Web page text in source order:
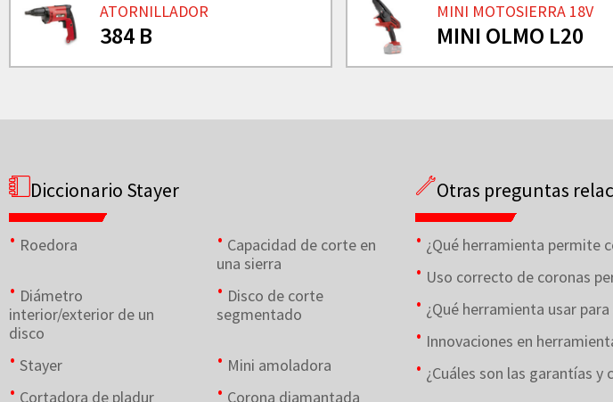
ATORNILLADOR
384 B
MINI MOTOSIERRA 18V
MINI OLMO L20
Diccionario Stayer
Roedora
Capacidad de corte en
una sierra
Diámetro
interior/exterior de un
disco
Disco de corte
segmentado
Stayer
Mini amoladora
Cortadora de pladur
Corona diamantada
Otras preguntas
¿Qué herramienta permite
Uso correcto de coronas
¿Qué herramienta usar
Innovaciones en
¿Cuáles son las garantías